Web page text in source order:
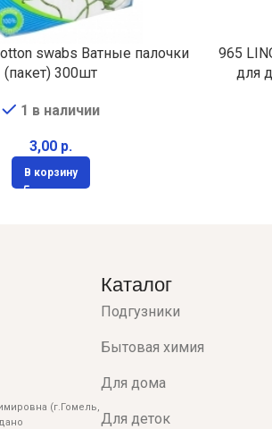
swabs Ватные палочки
(пакет) 300шт
1 в наличии
р.
В корзину
965
для
(г.Гомель,
Каталог
Подгузники
Бытовая химия
Для дома
Для деток